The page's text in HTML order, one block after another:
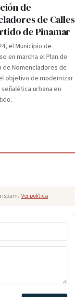
de
de Calles
de Pinamar
el Municipio de
en marcha el Plan de
de Nomencladores de
objetivo de modernizar
urbana en
spam. Ver política